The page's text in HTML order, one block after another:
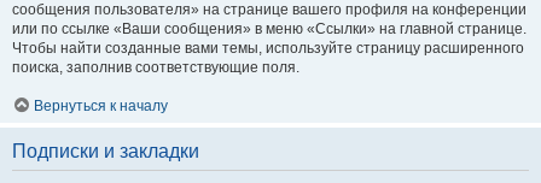
сообщения пользователя» на странице вашего профиля на конференции
или по ссылке «Ваши сообщения» в меню «Ссылки» на главной странице.
Чтобы найти созданные вами темы, используйте страницу расширенного
поиска, заполнив соответствующие поля.
Вернуться к началу
Подписки и закладки